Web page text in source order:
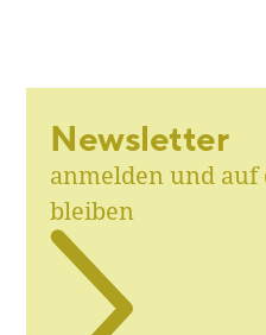
Newsletter
anmelden und
bleiben